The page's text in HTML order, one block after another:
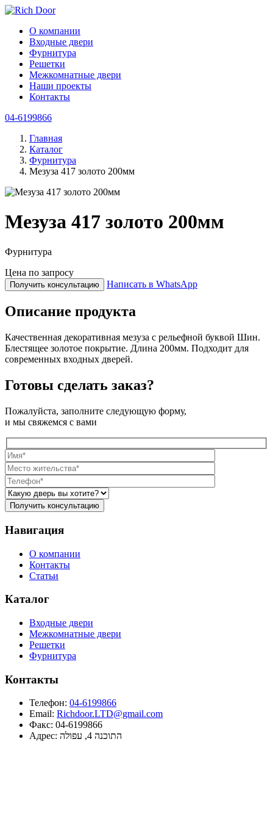
О компании
Входные двери
Фурнитура
Решетки
Межкомнатные двери
Наши проекты
Контакты
04-6199866
Главная
Каталог
Фурнитура
Мезуза 417 золото 200мм
Мезуза 417 золото 200мм
Фурнитура
Цена по запросу
Получить консультацию Написать в WhatsApp
Описание продукта
Качественная декоративная мезуза с рельефной буквой Шин.
Блестящее золотое покрытие. Длина 200мм. Подходит для
современных входных дверей.
Готовы сделать заказ?
Пожалуйста, заполните следующую форму,
и мы свяжемся с вами
Навигация
О компании
Контакты
Статьи
Каталог
Входные двери
Межкомнатные двери
Решетки
Фурнитура
Контакты
Телефон: 04-6199866
Email: Richdoor.LTD@gmail.com
Факс: 04-6199866
Адрес:
התוכנה 4, עפולה